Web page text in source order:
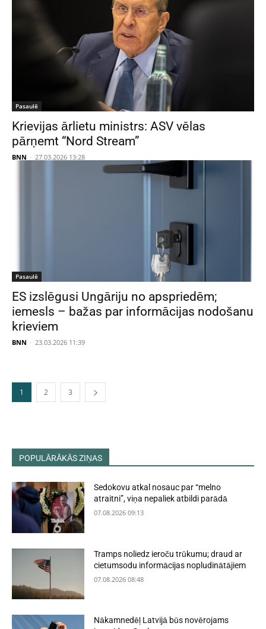
Pasaulē
Krievijas ārlietu ministrs: ASV vēlas
pārņemt “Nord Stream”
BNN - 27.03.2026 13:28
Pasaulē
ES izslēgusi Ungāriju no apspriedēm;
iemesls – bažas par informācijas nodošanu
krieviem
BNN - 23.03.2026 11:39
1 2 3
POPULĀRĀKĀS ZIŅAS
Sedokovu atkal nosauc par “melno
atraitni”, viņa nepaliek atbildi parādā
07.08.2026 09:13
Tramps noliedz ieroču trūkumu; draud ar
cietumsodu informācijas nopludinātājiem
07.08.2026 08:48
Nākamnedēļ Latvijā būs novērojams